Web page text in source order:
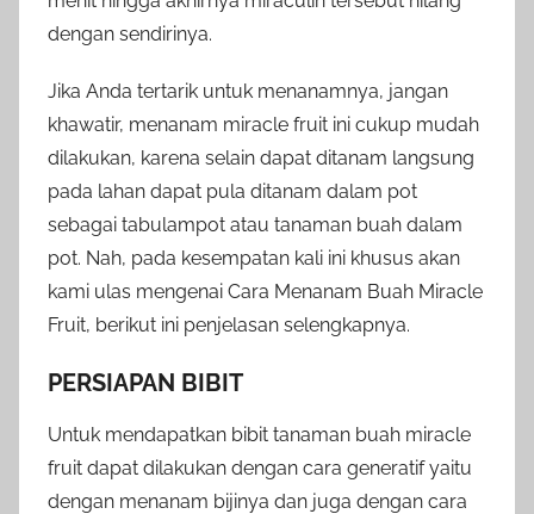
dengan sendirinya.
Jika Anda tertarik untuk menanamnya, jangan
khawatir, menanam miracle fruit ini cukup mudah
dilakukan, karena selain dapat ditanam langsung
pada lahan dapat pula ditanam dalam pot
sebagai tabulampot atau tanaman buah dalam
pot. Nah, pada kesempatan kali ini khusus akan
kami ulas mengenai Cara Menanam Buah Miracle
Fruit, berikut ini penjelasan selengkapnya.
PERSIAPAN BIBIT
Untuk mendapatkan bibit tanaman buah miracle
fruit dapat dilakukan dengan cara generatif yaitu
dengan menanam bijinya dan juga dengan cara